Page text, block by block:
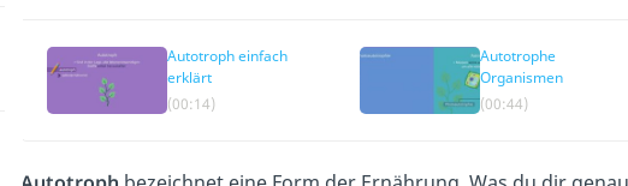
Autotroph einfach
erklärt
(00:14)
Autotrophe
Organismen
(00:44)